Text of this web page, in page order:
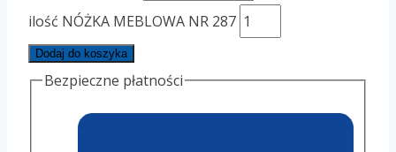
ilość NÓŻKA MEBLOWA NR 287
Dodaj do koszyka
Bezpieczne płatności